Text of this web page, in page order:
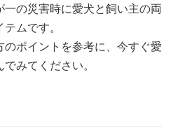
の災害時に愛犬と飼い主の両
ムです。
ポイントを参考に、今すぐ愛
みてください。